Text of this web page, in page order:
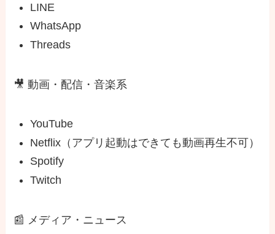
LINE
WhatsApp
Threads
🎥 動画・配信・音楽系
YouTube
Netflix（アプリ起動はできても動画再生不可）
Spotify
Twitch
📰 メディア・ニュース